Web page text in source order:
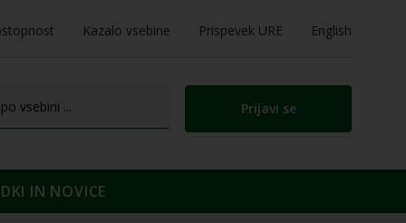
Kazalo vsebine Prispevek URE English
Prijavi se
IN NOVICE